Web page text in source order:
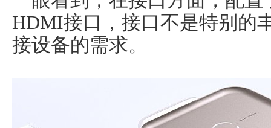
HDMI接口，接口不是特别的
接设备的需求。